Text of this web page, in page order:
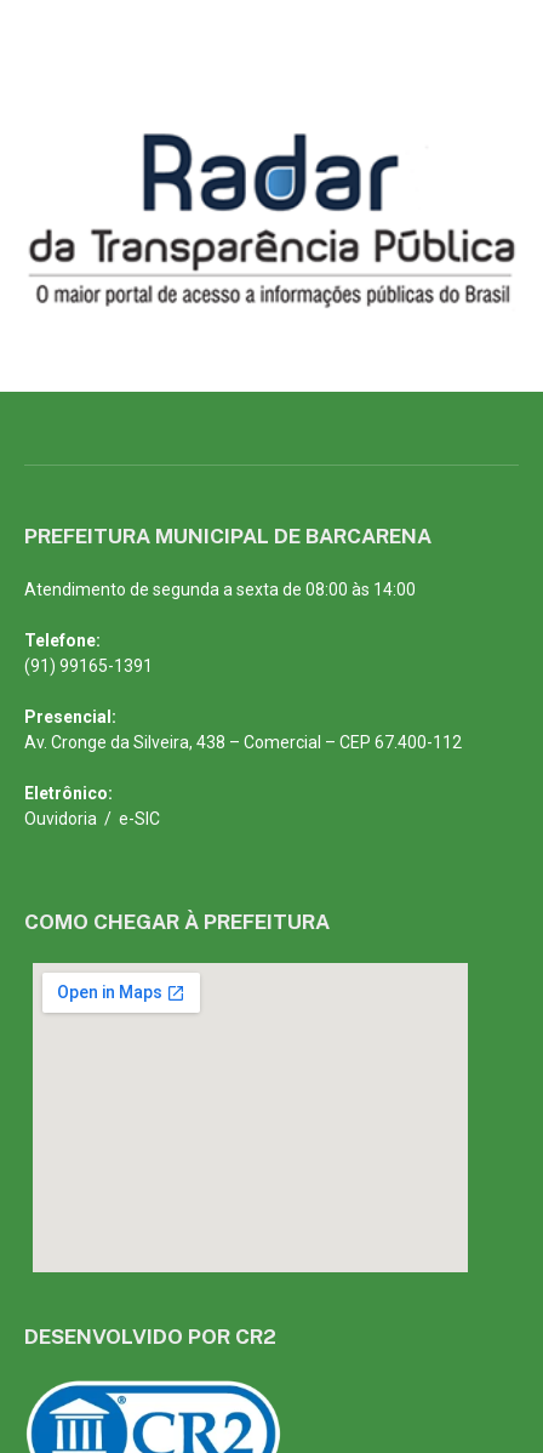
PREFEITURA MUNICIPAL DE BARCARENA
Atendimento de segunda a sexta de 08:00 às 14:00
Telefone:
(91) 99165-1391
Presencial:
Av. Cronge da Silveira, 438 – Comercial – CEP 67.400-112
Eletrônico:
Ouvidoria / e-SIC
COMO CHEGAR À PREFEITURA
DESENVOLVIDO POR CR2